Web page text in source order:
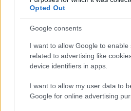
Opted Out
Google consents
I want to allow Google to enable
related to advertising like
device identifiers in apps.
I want to allow my user data to
Google for online advertising
Rossi: "Ha a
szerepelni, sokkal
középcsatárról, a két
honosításokról